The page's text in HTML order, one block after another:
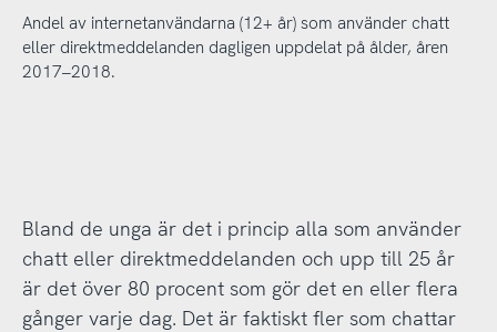
Andel av internetanvändarna (12+ år) som använder chatt
eller direktmeddelanden dagligen uppdelat på ålder, åren
2017–2018.
Bland de unga är det i princip alla som använder
chatt eller direktmeddelanden och upp till 25 år
är det över 80 procent som gör det en eller flera
gånger varje dag. Det är faktiskt fler som chattar